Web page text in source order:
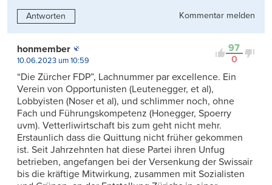
Antworten Kommentar melden
97
0
honmember
10.06.2023 um 10:59
“Die Zürcher FDP”, Lachnummer par excellence. Ein
Verein von Opportunisten (Leutenegger, et al),
Lobbyisten (Noser et al), und schlimmer noch, ohne
Fach und Führungskompetenz (Honegger, Spoerry
uvm). Vetterliwirtschaft bis zum geht nicht mehr.
Erstaunlich dass die Quittung nicht früher gekommen
ist. Seit Jahrzehnten hat diese Partei ihren Unfug
betrieben, angefangen bei der Versenkung der Swissair
bis die kräftige Mitwirkung, zusammen mit Sozialisten